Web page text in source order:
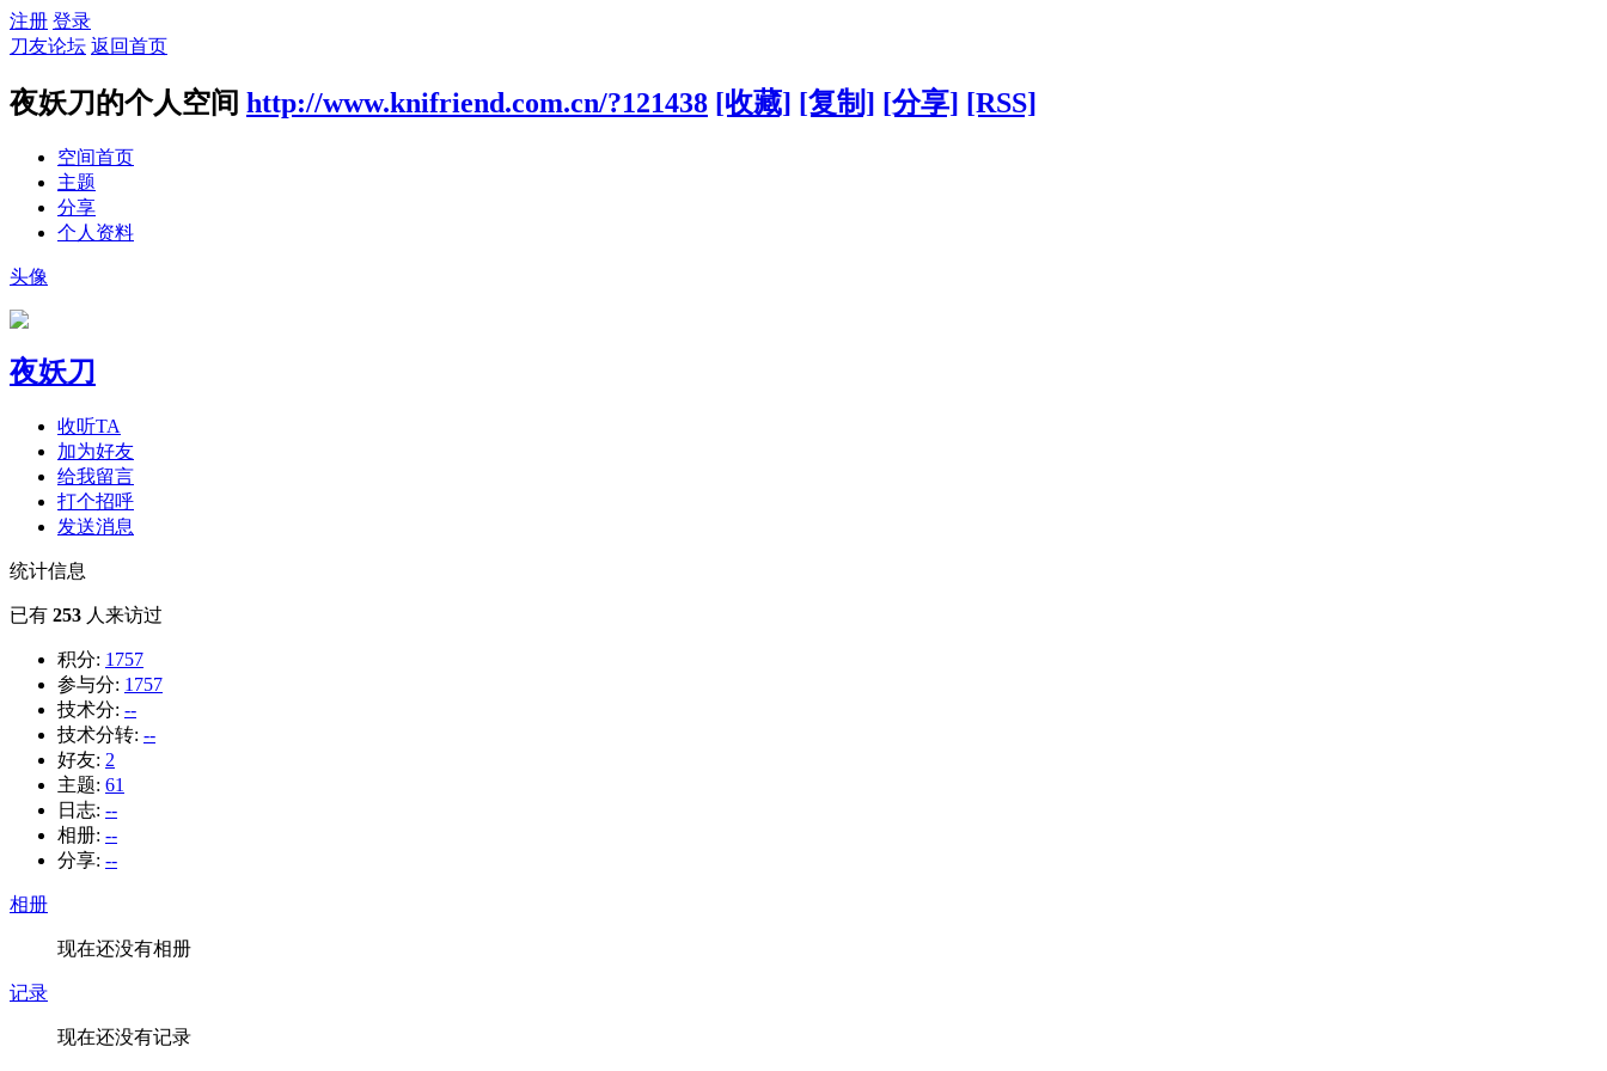
注册 登录
刀友论坛 返回首页
夜妖刀的个人空间 http://www.knifriend.com.cn/?121438 [收藏] [复制] [分享] [RSS]
空间首页
主题
分享
个人资料
头像
夜妖刀
收听TA
加为好友
给我留言
打个招呼
发送消息
统计信息
已有 253 人来访过
积分: 1757
参与分: 1757
技术分: --
技术分转: --
好友: 2
主题: 61
日志: --
相册: --
分享: --
相册
现在还没有相册
记录
现在还没有记录